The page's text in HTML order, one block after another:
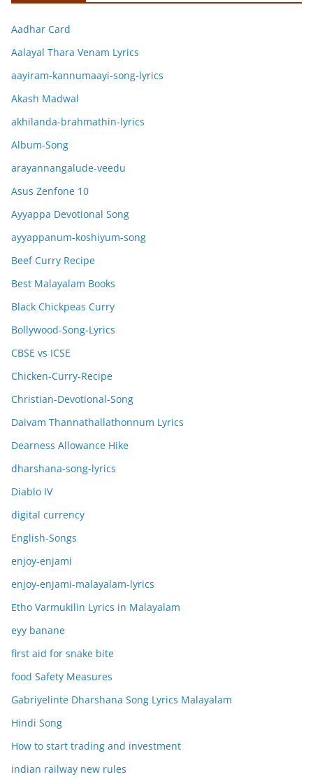
Aadhar Card
Aalayal Thara Venam Lyrics
aayiram-kannumaayi-song-lyrics
Akash Madwal
akhilanda-brahmathin-lyrics
Album-Song
arayannangalude-veedu
Asus Zenfone 10
Ayyappa Devotional Song
ayyappanum-koshiyum-song
Beef Curry Recipe
Best Malayalam Books
Black Chickpeas Curry
Bollywood-Song-Lyrics
CBSE vs ICSE
Chicken-Curry-Recipe
Christian-Devotional-Song
Daivam Thannathallathonnum Lyrics
Dearness Allowance Hike
dharshana-song-lyrics
Diablo IV
digital currency
English-Songs
enjoy-enjami
enjoy-enjami-malayalam-lyrics
Etho Varmukilin Lyrics in Malayalam
eyy banane
first aid for snake bite
food Safety Measures
Gabriyelinte Dharshana Song Lyrics Malayalam
Hindi Song
How to start trading and investment
indian railway new rules